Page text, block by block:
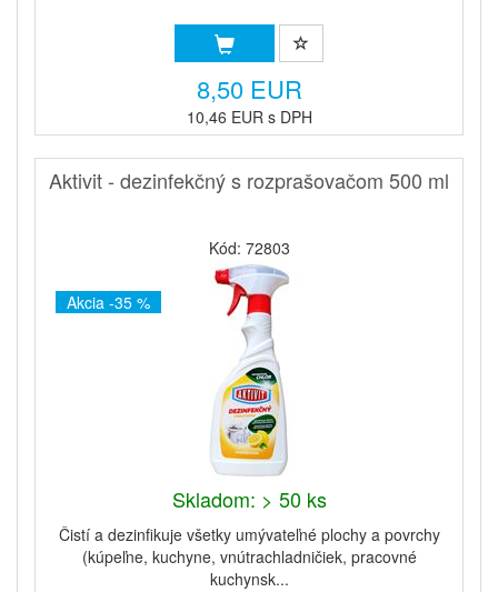
8,50 EUR
10,46 EUR s DPH
Aktivit - dezinfekčný s rozprašovačom 500 ml
Kód: 72803
Akcia -35 %
Skladom: > 50 ks
Čistí a dezinfikuje všetky umývateľné plochy a povrchy
(kúpeľne, kuchyne, vnútrachladničiek, pracovné
kuchynsk...